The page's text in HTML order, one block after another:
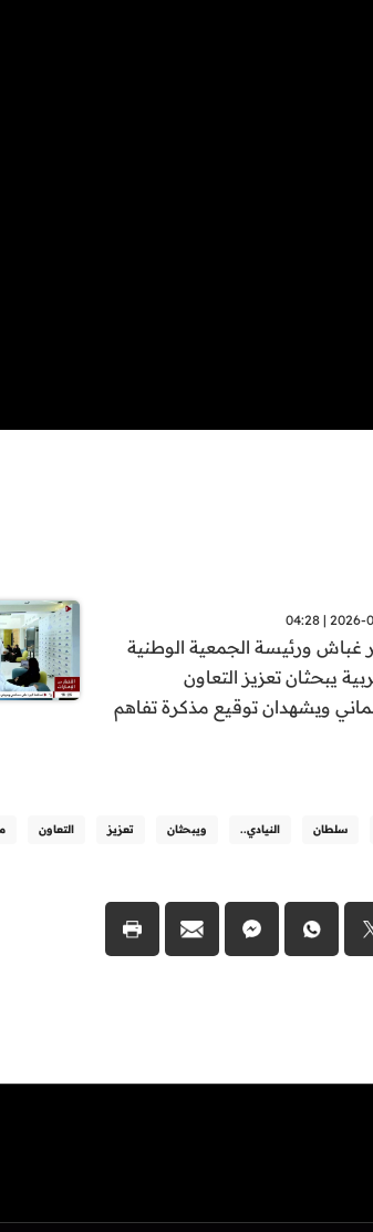
2026-06-
غباش ورئيسة الجمعية الوطنية
يبحثان تعزيز التعاون
ويشهدان توقيع مذكرة تفاهم
سلطان النيادي.. ويبحثان تعزيز التعاون